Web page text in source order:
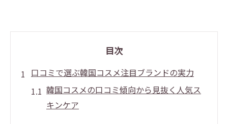
目次
口コミで選ぶ韓国コスメ注目ブランドの実力
韓国コスメの口コミ傾向から見抜く人気ス
キンケア